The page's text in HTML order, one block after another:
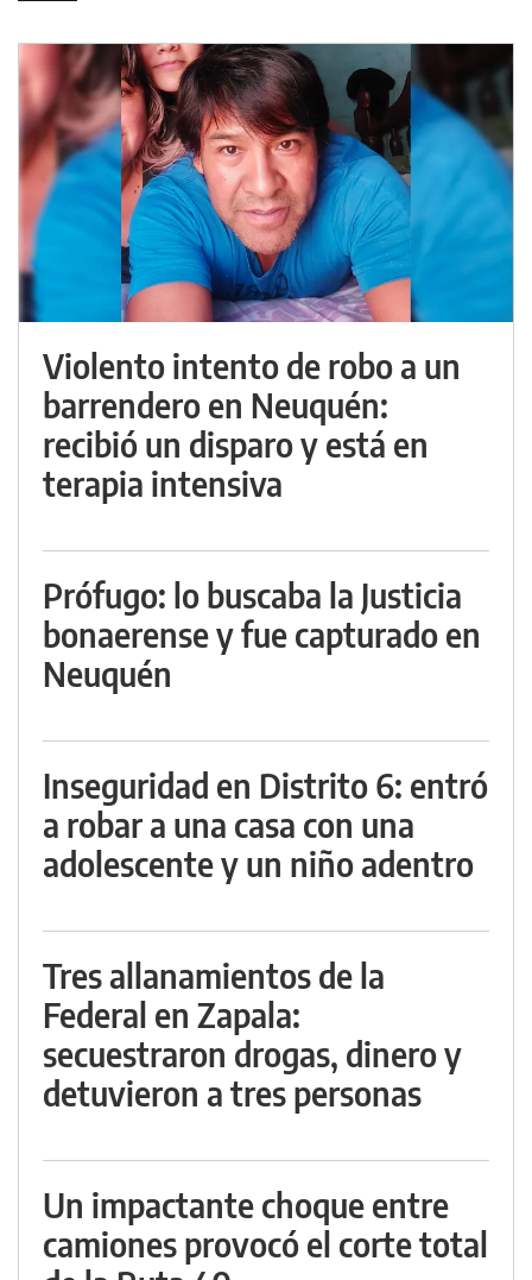
Violento intento de robo a un
barrendero en Neuquén:
recibió un disparo y está en
terapia intensiva
Prófugo: lo buscaba la Justicia
bonaerense y fue capturado en
Neuquén
Inseguridad en Distrito 6: entró
a robar a una casa con una
adolescente y un niño adentro
Tres allanamientos de la
Federal en Zapala:
secuestraron drogas, dinero y
detuvieron a tres personas
Un impactante choque entre
camiones provocó el corte total